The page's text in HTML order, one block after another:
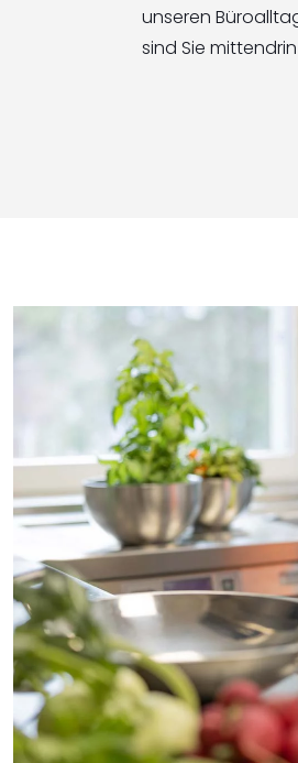
unseren
sind Sie